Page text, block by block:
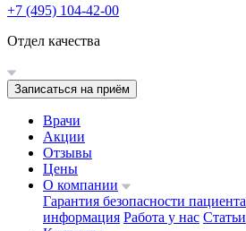
+7 (495) 104-42-00
Отдел качества
Записаться на приём
Врачи
Акции
Отзывы
Цены
О компании
Гарантия безопасности пациента
информация Работа у нас Статьи